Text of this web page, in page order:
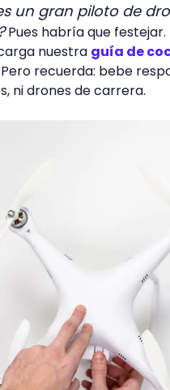
un gran piloto de
Pues habría que
nuestra guía de
recuerda: bebe
ni drones de carrera.